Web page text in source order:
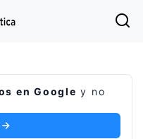
en Google y no